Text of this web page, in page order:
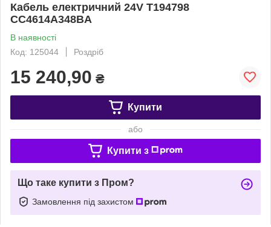
Кабель електричний 24V T194798
CC4614A348BA
В наявності
Код: 125044
Роздріб
15 240,90 ₴
Купити
або
Купити з
Що таке купити з Пром?
Замовлення під захистом